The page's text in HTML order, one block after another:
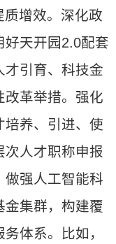
增效。深化政
好天开园2.0配套
才引育、科技金
改革举措。强化
培养、引进、使
次人才职称申报
做强人工智能科
集群，构建覆
体系。比如，